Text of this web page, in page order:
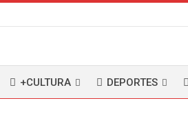
+CULTURA DEPORTES